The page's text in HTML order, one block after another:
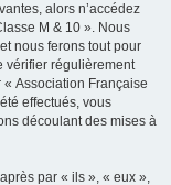
alors n’accédez
M & 10 ». Nous
nous ferons tout pour
vérifier régulièrement
Association Française
effectués, vous
découlant des mises à
par « ils », « eux »,